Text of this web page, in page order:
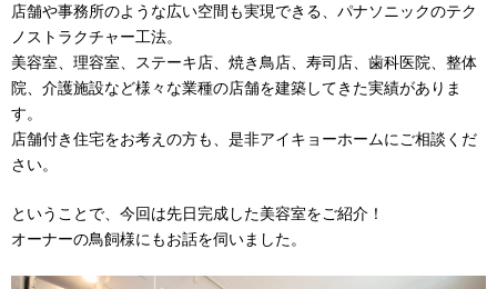
店舗や事務所のような広い空間も実現できる、パナソニックのテク
ノストラクチャー工法。
美容室、理容室、ステーキ店、焼き鳥店、寿司店、歯科医院、整体
院、介護施設など様々な業種の店舗を建築してきた実績がありま
す。
店舗付き住宅をお考えの方も、是非アイキョーホームにご相談くだ
さい。
ということで、今回は先日完成した美容室をご紹介！
オーナーの鳥飼様にもお話を伺いました。